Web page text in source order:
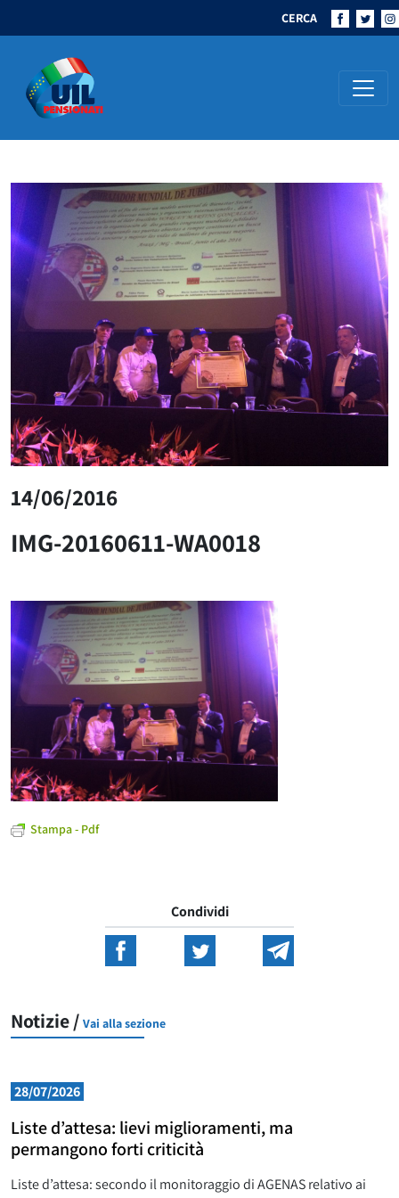
CERCA
Navigazione principale
14/06/2016
IMG-20160611-WA0018
Stampa - Pdf
Condividi
Notizie / Vai alla sezione
28/07/2026
Liste d’attesa: lievi miglioramenti, ma
permangono forti criticità
Liste d’attesa: secondo il monitoraggio di AGENAS relativo ai